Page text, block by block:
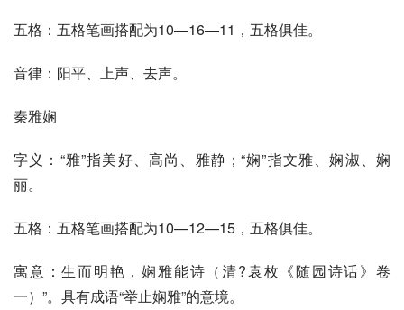
五格：五格笔画搭配为10—16—11，五格俱佳。
音律：阳平、上声、去声。
秦雅娴
字义：“雅”指美好、高尚、雅静；“娴”指文雅、娴淑、娴
丽。
五格：五格笔画搭配为10—12—15，五格俱佳。
寓意：生而明艳，娴雅能诗（清?袁枚《随园诗话》卷
一）”。具有成语“举止娴雅”的意境。